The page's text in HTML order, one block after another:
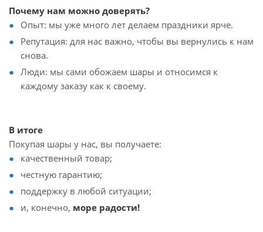
Почему нам можно доверять?
Опыт: мы уже много лет делаем праздники ярче.
Репутация: для нас важно, чтобы вы вернулись к нам
снова.
Люди: мы сами обожаем шары и относимся к
каждому заказу как к своему.
В итоге
Покупая шары у нас, вы получаете:
качественный товар;
честную гарантию;
поддержку в любой ситуации;
и, конечно, море радости!